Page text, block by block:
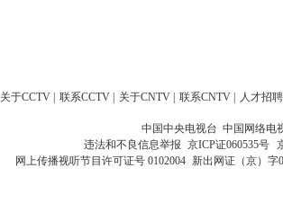
关于CCTV 联系CCTV 关于CNTV 联系CNTV 人才招聘
中国中央电视台 中国网络电
违法和不良信息举报 京ICP证060535号
网上传播视听节目许可证号 0102004 新出网证（京）